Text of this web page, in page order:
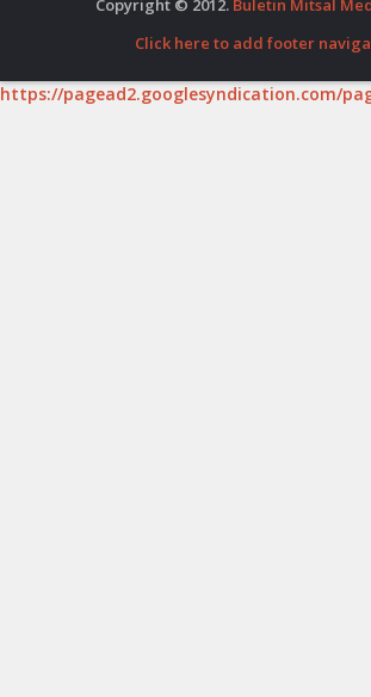
Copyright © 2012. Buletin Mitsal
Click here to add footer
https://pagead2.googlesyndication.com/